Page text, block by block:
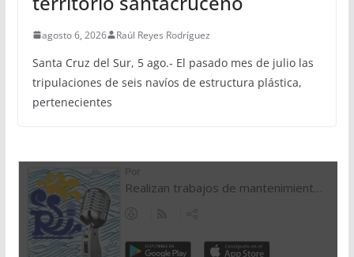
agosto 6, 2026 Raúl Reyes Rodríguez
Santa Cruz del Sur, 5 ago.- El pasado mes de julio las
tripulaciones de seis navíos de estructura plástica,
pertenecientes